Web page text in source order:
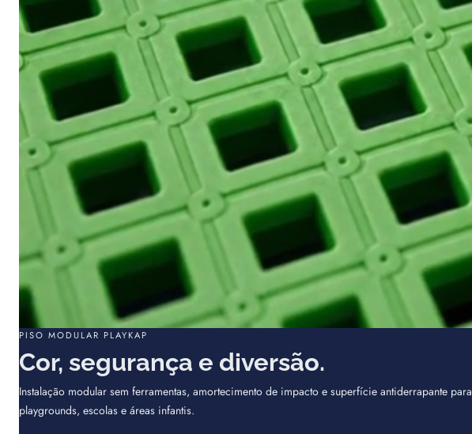
PISO MODULAR PLAYKAP
Cor, segurança e diversão.
Instalação modular sem ferramentas, amortecimento de impacto e superfície antiderrapante para
playgrounds, escolas e áreas infantis.